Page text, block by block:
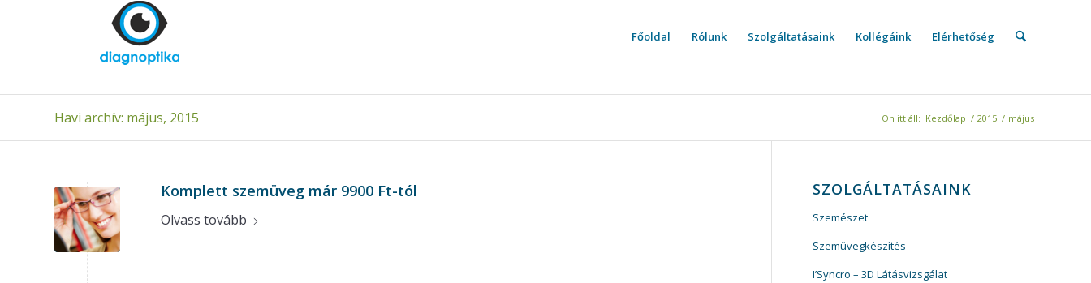
Főoldal Rólunk Szolgáltatásaink Kollégáink Elérhetőség
Havi archív: május, 2015 Ön itt áll: Kezdőlap / 2015 / május
Komplett szemüveg már 9900 Ft-tól
Olvass tovább
SZOLGÁLTATÁSAINK
Szemészet
Szemüvegkészítés
I’Syncro – 3D Látásvizsgálat